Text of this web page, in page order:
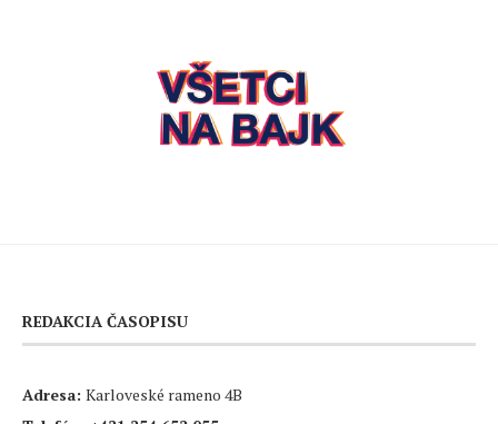
REDAKCIA ČASOPISU
Adresa: Karloveské rameno 4B